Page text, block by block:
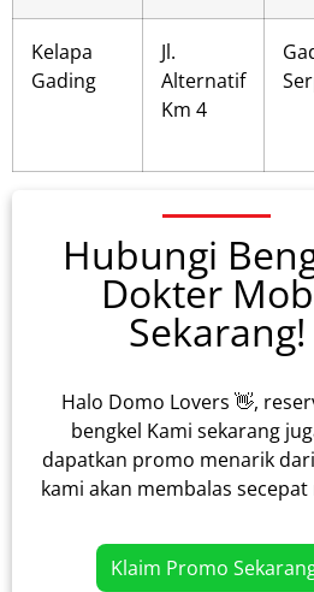
Kelapa
Gading
Jl.
Alternatif
Km 4
Hubungi
Dokter
Sekarang!
Halo Domo Lovers 👋,
bengkel Kami sekarang
dapatkan promo menarik
kami akan membalas
Klaim Promo